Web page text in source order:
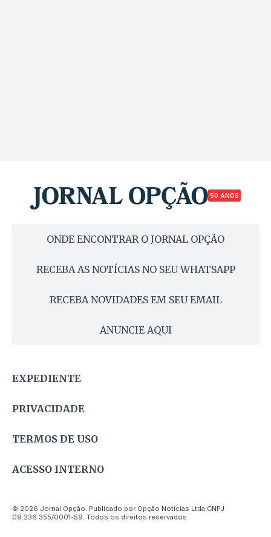
50 ANOS
ONDE ENCONTRAR O JORNAL OPÇÃO
RECEBA AS NOTÍCIAS NO SEU WHATSAPP
RECEBA NOVIDADES EM SEU EMAIL
ANUNCIE AQUI
EXPEDIENTE
PRIVACIDADE
TERMOS DE USO
ACESSO INTERNO
© 2026 Jornal Opção. Publicado por Opção Notícias Ltda CNPJ
09.236.355/0001-59. Todos os direitos reservados.